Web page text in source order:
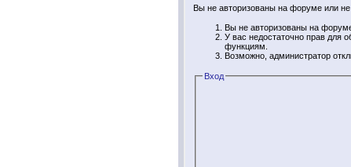
Вы не авторизованы на форуме или не
Вы не авторизованы на
У вас недостаточно прав для
функциям.
Возможно, администратор
Вход